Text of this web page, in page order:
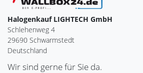
Halogenkauf LIGHTECH GmbH
Schlehenweg 4
29690 Schwarmstedt
Deutschland
Wir sind gerne für Sie da.